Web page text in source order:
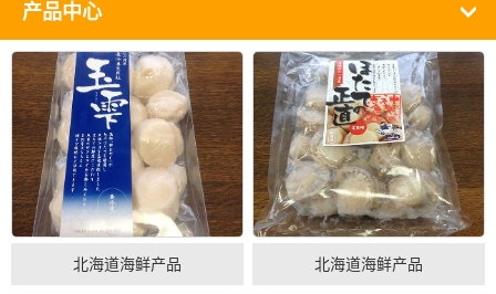
产品中心
北海道海鲜产品 北海道海鲜产品